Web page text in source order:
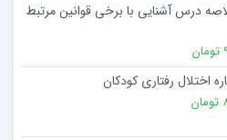
درس آشنایی با برخی قوانین مرتبط
اختلال رفتاری کودکان